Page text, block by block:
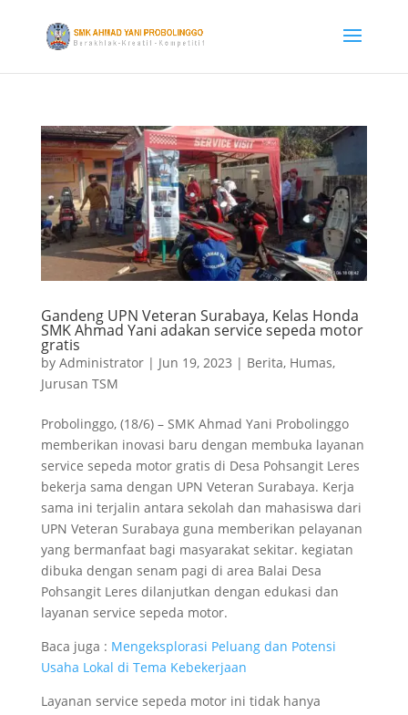
Gandeng UPN Veteran Surabaya, Kelas Honda
SMK Ahmad Yani adakan service sepeda motor
gratis
by Administrator| Jun 19, 2023 | Berita, Humas,
Jurusan TSM
Probolinggo, (18/6) – SMK Ahmad Yani Probolinggo
memberikan inovasi baru dengan membuka layanan
service sepeda motor gratis di Desa Pohsangit Leres
bekerja sama dengan UPN Veteran Surabaya. Kerja
sama ini terjalin antara sekolah dan mahasiswa dari
UPN Veteran Surabaya guna memberikan pelayanan
yang bermanfaat bagi masyarakat sekitar. kegiatan
dibuka dengan senam pagi di area Balai Desa
Pohsangit Leres dilanjutkan dengan edukasi dan
layanan service sepeda motor.
Baca juga : Mengeksplorasi Peluang dan Potensi
Usaha Lokal di Tema Kebekerjaan
Layanan service sepeda motor ini tidak hanya